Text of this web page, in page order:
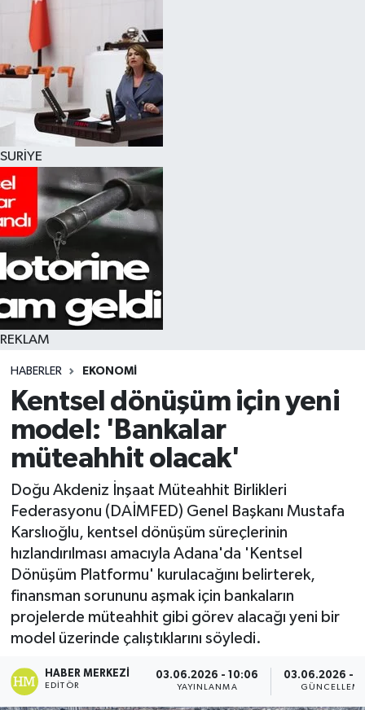
SURİYE
REKLAM
HABERLER EKONOMI
Kentsel dönüşüm için yeni
model: 'Bankalar
müteahhit olacak'
Doğu Akdeniz İnşaat Müteahhit Birlikleri
Federasyonu (DAİMFED) Genel Başkanı Mustafa
Karslıoğlu, kentsel dönüşüm süreçlerinin
hızlandırılması amacıyla Adana'da 'Kentsel
Dönüşüm Platformu' kurulacağını belirterek,
finansman sorununu aşmak için bankaların
projelerde müteahhit gibi görev alacağı yeni bir
model üzerinde çalıştıklarını söyledi.
HABER MERKEZI
EDITÖR
03.06.2026 - 10:06
YAYINLANMA
03.06.2026 -